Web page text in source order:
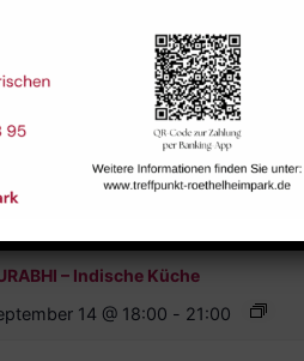
– Indische Küche
14 @ 18:00 - 21:00